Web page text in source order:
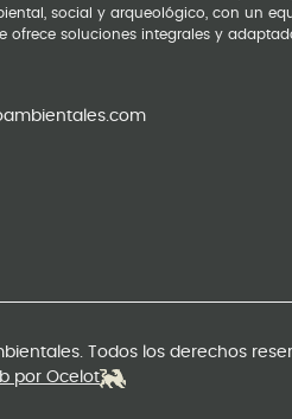
social y arqueológico, con un
ofrece soluciones integrales y
Todos los derechos
por Ocelot